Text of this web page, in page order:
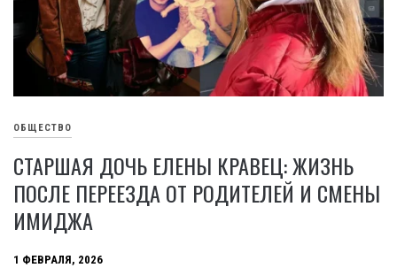
ОБЩЕСТВО
СТАРШАЯ ДОЧЬ ЕЛЕНЫ КРАВЕЦ: ЖИЗНЬ
ПОСЛЕ ПЕРЕЕЗДА ОТ РОДИТЕЛЕЙ И СМЕНЫ
ИМИДЖА
1 ФЕВРАЛЯ, 2026